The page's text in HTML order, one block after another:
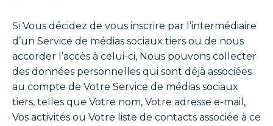
Si Vous décidez de vous inscrire par l’intermédiaire
d’un Service de médias sociaux tiers ou de nous
accorder l’accès à celui-ci, Nous pouvons collecter
des données personnelles qui sont déjà associées
au compte de Votre Service de médias sociaux
tiers, telles que Votre nom, Votre adresse e-mail,
Vos activités ou Votre liste de contacts associée à ce